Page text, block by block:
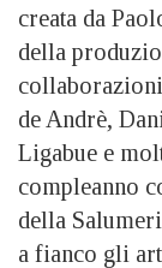
creata da
della
de Andrè,
Ligabue e
compleanno
della
a fianco gli